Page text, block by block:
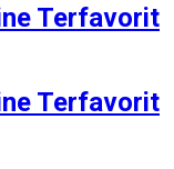
Terfavorit
Terfavorit